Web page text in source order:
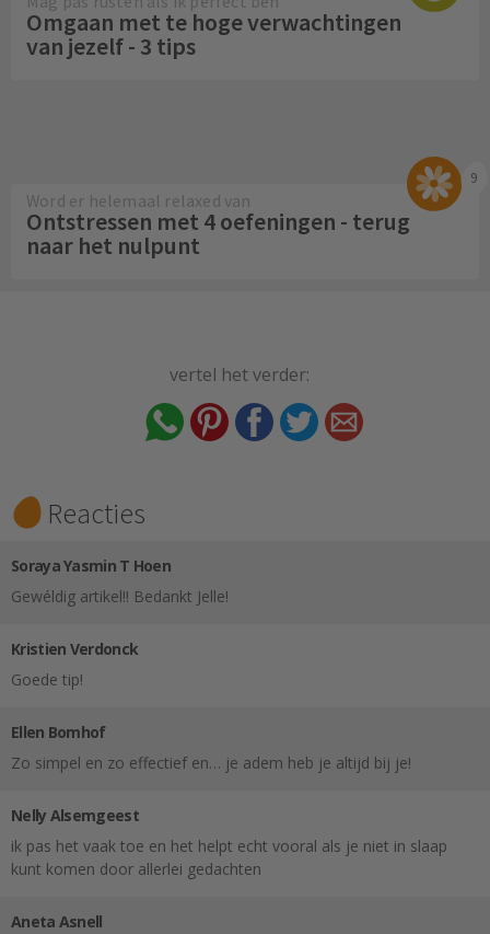
Omgaan met te hoge verwachtingen
van jezelf - 3 tips
9
Word er helemaal relaxed van
Ontstressen met 4 oefeningen - terug
naar het nulpunt
vertel het verder:
Reacties
Soraya Yasmin T Hoen
Gewéldig artikel!! Bedankt Jelle!
Kristien Verdonck
Goede tip!
Ellen Bomhof
Zo simpel en zo effectief en… je adem heb je altijd bij je!
Nelly Alsemgeest
ik pas het vaak toe en het helpt echt vooral als je niet in slaap
kunt komen door allerlei gedachten
Aneta Asnell